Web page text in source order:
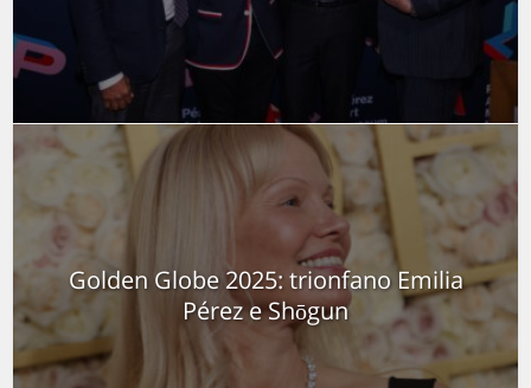
Golden Globe 2025: trionfano Emilia
Pérez e Shōgun